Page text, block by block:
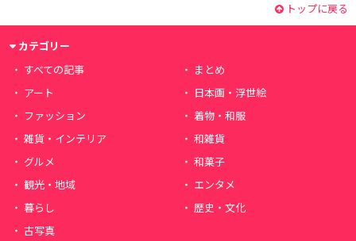
トップに戻る
カテゴリー
すべての記事
まとめ
アート
日本画・浮世絵
ファッション
着物・和服
雑貨・インテリア
和雑貨
グルメ
和菓子
観光・地域
エンタメ
暮らし
歴史・文化
古写真